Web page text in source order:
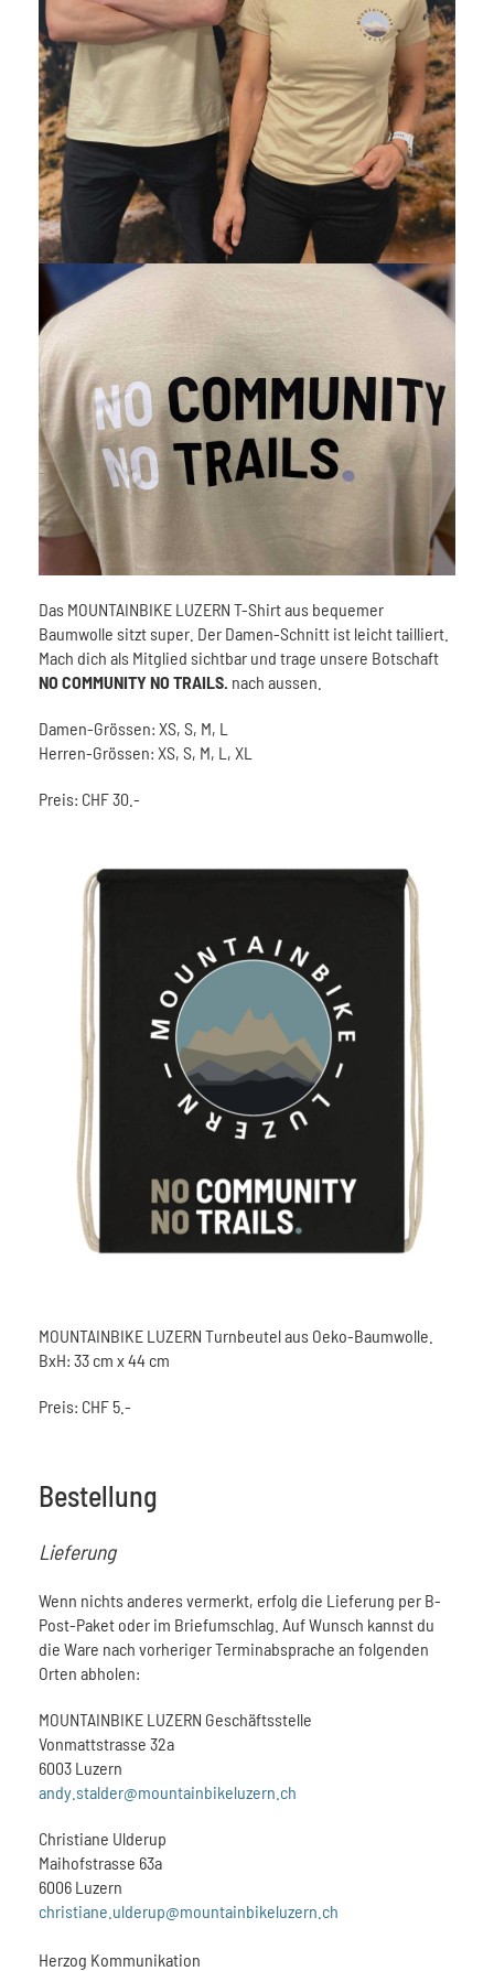
Das MOUNTAINBIKE LUZERN T-Shirt aus bequemer
Baumwolle sitzt super. Der Damen-Schnitt ist leicht tailliert.
Mach dich als Mitglied sichtbar und trage unsere Botschaft
NO COMMUNITY NO TRAILS. nach aussen.
Damen-Grössen: XS, S, M, L
Herren-Grössen: XS, S, M, L, XL
Preis: CHF 30.-
MOUNTAINBIKE LUZERN Turnbeutel aus Oeko-Baumwolle.
BxH: 33 cm x 44 cm
Preis: CHF 5.-
Bestellung
Lieferung
Wenn nichts anderes vermerkt, erfolg die Lieferung per B-
Post-Paket oder im Briefumschlag. Auf Wunsch kannst du
die Ware nach vorheriger Terminabsprache an folgenden
Orten abholen:
MOUNTAINBIKE LUZERN Geschäftsstelle
Vonmattstrasse 32a
6003 Luzern
andy.stalder@mountainbikeluzern.ch
Christiane Ulderup
Maihofstrasse 63a
6006 Luzern
christiane.ulderup@mountainbikeluzern.ch
Herzog Kommunikation